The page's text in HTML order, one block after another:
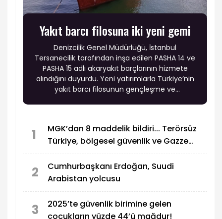
Yakıt barcı filosuna iki yeni gemi
Denizcilik Genel Müdürlüğü, İstanbul
Tersanecilik tarafından inşa edilen PASHA 14 ve
PASHA 15 adlı akaryakıt barçlarının hizmete
alındığını duyurdu. Yeni yatırımlarla Türkiye’nin
yakıt barcı filosunun gençleşme ve
1
MGK’dan 8 maddelik bildiri... Terörsüz
Türkiye, bölgesel güvenlik ve Gazze
2
Cumhurbaşkanı Erdoğan, Suudi
Arabistan yolcusu
3
2025’te güvenlik birimine gelen
çocukların yüzde 44’ü mağdur!